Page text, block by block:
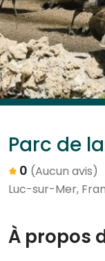
Parc de
0 (Aucun avis)
Luc-sur-Mer,
À propos